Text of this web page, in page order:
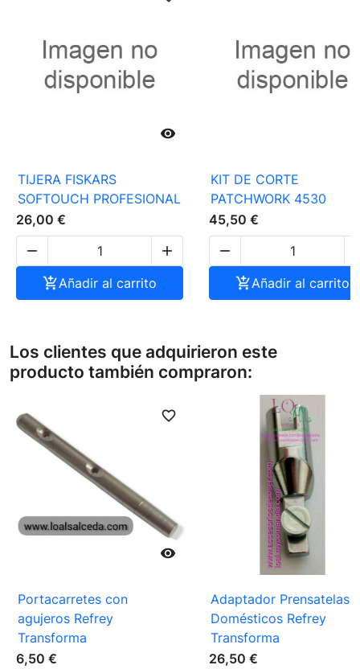

TIJERA FISKARS
SOFTOUCH PROFESIONAL
26,00 €


Añadir al carrito
KIT DE CORTE
PATCHWORK 4530
45,50 €

Añadir al carrito
Los clientes que adquirieron este
producto también compraron:

favorite_border
Portacarretes con
agujeros Refrey
Transforma
6,50 €
Adaptador Prensatelas
Domésticos Refrey
Transforma
26,50 €